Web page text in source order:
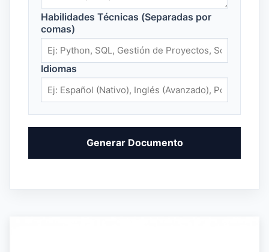
Habilidades Técnicas (Separadas por
comas)
Idiomas
Generar Documento